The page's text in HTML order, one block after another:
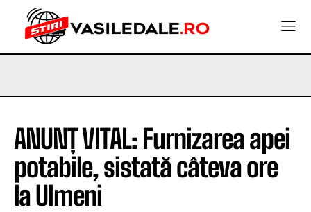
ANUNȚ VITAL: Furnizarea apei
potabile, sistată câteva ore
la Ulmeni